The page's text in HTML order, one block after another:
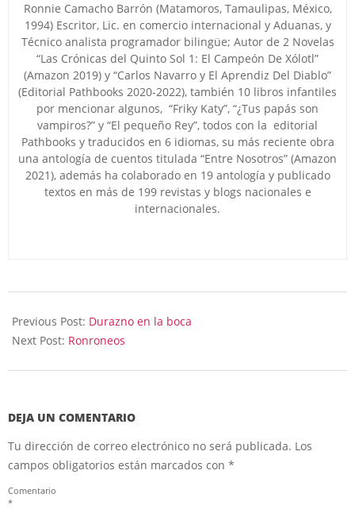
Ronnie Camacho Barrón (Matamoros, Tamaulipas, México,
1994) Escritor, Lic. en comercio internacional y Aduanas, y
Técnico analista programador bilingüe; Autor de 2 Novelas
“Las Crónicas del Quinto Sol 1: El Campeón De Xólotl”
(Amazon 2019) y “Carlos Navarro y El Aprendiz Del Diablo”
(Editorial Pathbooks 2020-2022), también 10 libros infantiles
por mencionar algunos, “Friky Katy”, “¿Tus papás son
vampiros?” y “El pequeño Rey”, todos con la editorial
Pathbooks y traducidos en 6 idiomas, su más reciente obra
una antología de cuentos titulada “Entre Nosotros” (Amazon
2021), además ha colaborado en 19 antología y publicado
textos en más de 199 revistas y blogs nacionales e
internacionales.
06-
03
Previous Post: Durazno en la boca
Next Post: Ronroneos
DEJA UN COMENTARIO
Tu dirección de correo electrónico no será publicada. Los
campos obligatorios están marcados con *
Comentario
*